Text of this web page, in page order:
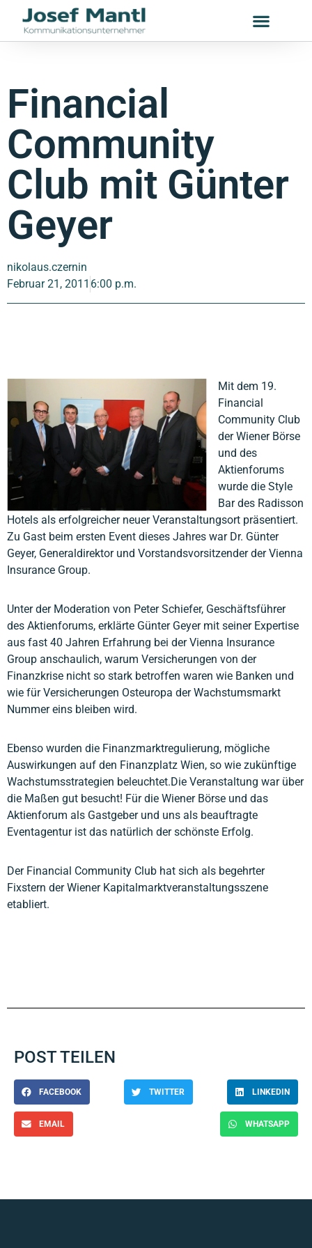
Financial
Community
Club mit Günter
Geyer
nikolaus.czernin
Februar 21, 2011 6:00 p.m.
Mit dem 19.
Financial
Community Club
der Wiener Börse
und des
Aktienforums
wurde die Style
Bar des Radisson
Hotels als erfolgreicher neuer Veranstaltungsort präsentiert.
Zu Gast beim ersten Event dieses Jahres war Dr. Günter
Geyer, Generaldirektor und Vorstandsvorsitzender der Vienna
Insurance Group.
Unter der Moderation von Peter Schiefer, Geschäftsführer
des Aktienforums, erklärte Günter Geyer mit seiner Expertise
aus fast 40 Jahren Erfahrung bei der Vienna Insurance
Group anschaulich, warum Versicherungen von der
Finanzkrise nicht so stark betroffen waren wie Banken und
wie für Versicherungen Osteuropa der Wachstumsmarkt
Nummer eins bleiben wird.
Ebenso wurden die Finanzmarktregulierung, mögliche
Auswirkungen auf den Finanzplatz Wien, so wie zukünftige
Wachstumsstrategien beleuchtet.Die Veranstaltung war über
die Maßen gut besucht! Für die Wiener Börse und das
Aktienforum als Gastgeber und uns als beauftragte
Eventagentur ist das natürlich der schönste Erfolg.
Der Financial Community Club hat sich als begehrter
Fixstern der Wiener Kapitalmarktveranstaltungsszene
etabliert.
POST TEILEN
FACEBOOK TWITTER LINKEDIN
EMAIL WHATSAPP